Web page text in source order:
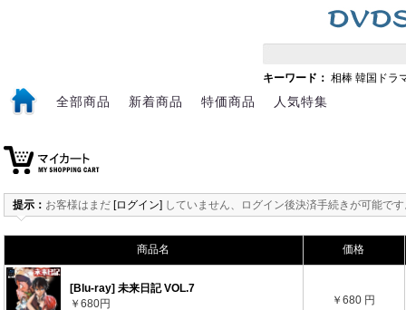
キーワード： 相棒 韓国ドラ
全部商品 新着商品 特価商品 人気特集
提示： お客様はまだ [ログイン] していません、ログイン後決済手続きが可能で
商品名 価格
[Blu-ray] 未来日記 VOL.7
￥680円
￥680 円